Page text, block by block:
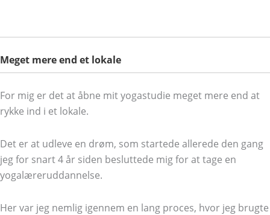
Meget mere end et lokale
For mig er det at åbne mit yogastudie meget mere end at
rykke ind i et lokale.
Det er at udleve en drøm, som startede allerede den gang
jeg for snart 4 år siden besluttede mig for at tage en
yogalæreruddannelse.
Her var jeg nemlig igennem en lang proces, hvor jeg brugte